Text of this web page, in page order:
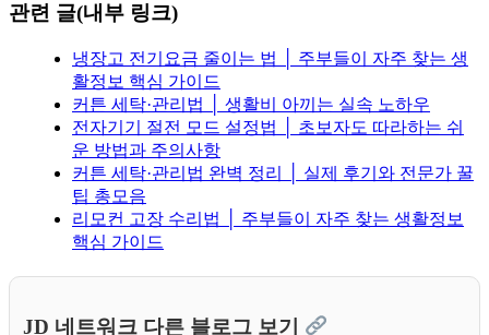
관련 글(내부 링크)
냉장고 전기요금 줄이는 법 │ 주부들이 자주 찾는 생
활정보 핵심 가이드
커튼 세탁·관리법 │ 생활비 아끼는 실속 노하우
전자기기 절전 모드 설정법 │ 초보자도 따라하는 쉬
운 방법과 주의사항
커튼 세탁·관리법 완벽 정리 │ 실제 후기와 전문가 꿀
팁 총모음
리모컨 고장 수리법 │ 주부들이 자주 찾는 생활정보
핵심 가이드
JD 네트워크 다른 블로그 보기